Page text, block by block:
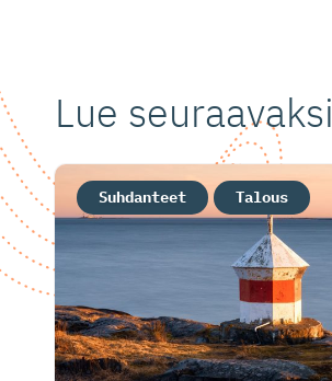
Lue seuraavaksi
Suhdanteet Talous